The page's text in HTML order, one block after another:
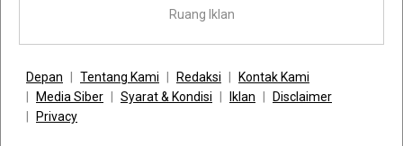
Ruang Iklan
Depan Tentang Kami Redaksi
Kontak Kami
Media Siber
Syarat & Kondisi Iklan
Disclaimer
Privacy